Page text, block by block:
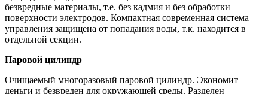
безвредные материалы, т.е. без кадмия и без обработки
поверхности электродов. Компактная современная система
управления защищена от попадания воды, т.к. находится в
отдельной секции.
Паровой цилиндр
Очищаемый многоразовый паровой цилиндр. Экономит
деньги и безвреден для окружающей среды. Разделен